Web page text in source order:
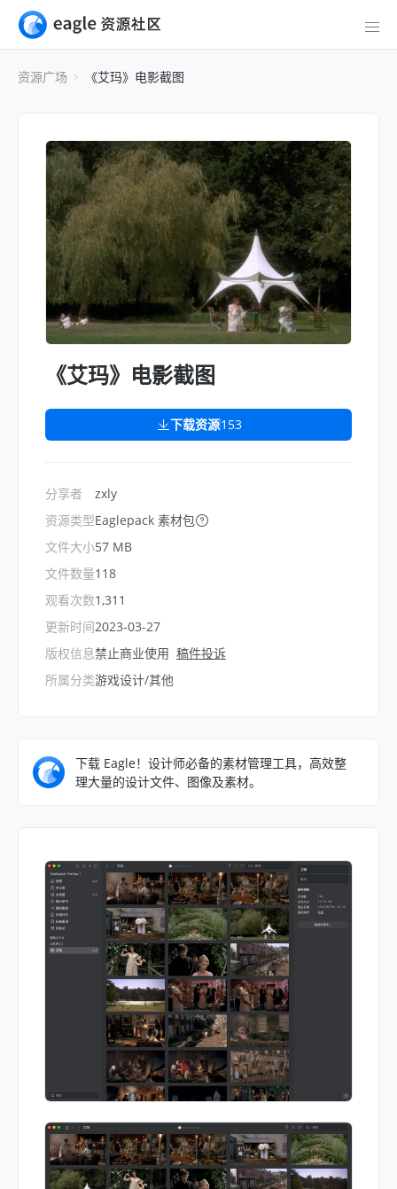
资源广场 《艾玛》电影截图
《艾玛》电影截图
下载资源153
分享者
资源类型
文件大小
文件数量
观看次数
更新时间
版权信息
所属分类
zxly
Eaglepack 素材包
57 MB
118
1,311
2023-03-27
禁止商业使用 稿件投诉
游戏设计/其他
下载 Eagle！设计师必备的素材管理工具，高效整
理大量的设计文件、图像及素材。